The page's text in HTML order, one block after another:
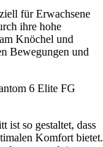
für Erwachsene
ihre hohe
Knöchel und
Bewegungen und
6 Elite FG
ist so gestaltet, dass
Komfort bietet.